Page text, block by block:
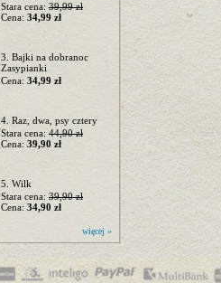
Stara cena: 39,99 zł
Cena: 34,99 zł
3. Bajki na dobranoc
Zasypianki
Cena: 34,99 zł
4. Raz, dwa, psy cztery
Stara cena: 44,90 zł
Cena: 39,90 zł
5. Wilk
Stara cena: 39,90 zł
Cena: 34,90 zł
więcej »